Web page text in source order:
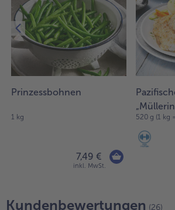
Prinzessbohnen
1 kg
7,49 €
inkl. MwSt.
520 g (1 kg
Kundenbewertungen (26)